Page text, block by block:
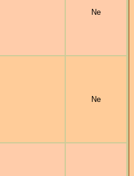
Ne
Ne